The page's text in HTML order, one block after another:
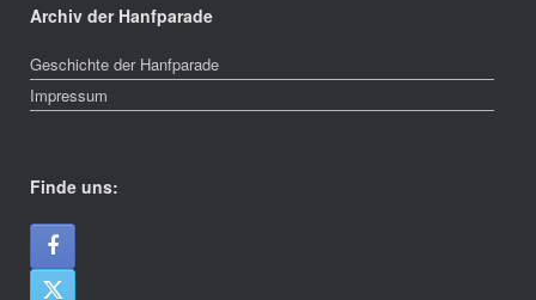
Archiv der Hanfparade
Geschichte der Hanfparade
Impressum
Finde uns: